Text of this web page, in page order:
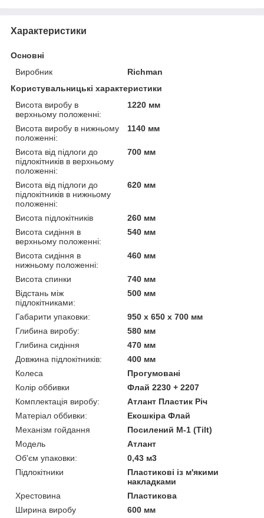
Характеристики
Основні
Виробник
Richman
Користувальницькі характеристики
Висота виробу в
верхньому положенні:
1220 мм
Висота виробу в нижньому
положенні:
1140 мм
Висота від підлоги до
підлокітників в верхньому
положенні:
700 мм
Висота від підлоги до
підлокітників в нижньому
положенні:
620 мм
Висота підлокітників
260 мм
Висота сидіння в
верхньому положенні:
540 мм
Висота сидіння в
нижньому положенні:
460 мм
Висота спинки
740 мм
Відстань між
підлокітниками:
500 мм
Габарити упаковки:
950 x 650 x 700 мм
Глибина виробу:
580 мм
Глибина сидіння
470 мм
Довжина підлокітників:
400 мм
Колеса
Прогумовані
Колір оббивки
Флай 2230 + 2207
Комплектація виробу:
Атлант Пластик Річ
Матеріал оббивки:
Екошкіра Флай
Механізм гойдання
Посилений M-1 (Tilt)
Мoдель
Атлант
Об'єм упаковки:
0,43 м3
Підлокітники
Пластикові із м'якими
накладками
Хрестовина
Пластикова
Ширина виробу
600 мм